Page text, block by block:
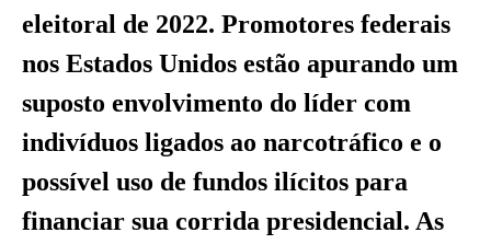
eleitoral de 2022. Promotores federais
nos Estados Unidos estão apurando um
suposto envolvimento do líder com
indivíduos ligados ao narcotráfico e o
possível uso de fundos ilícitos para
financiar sua corrida presidencial. As